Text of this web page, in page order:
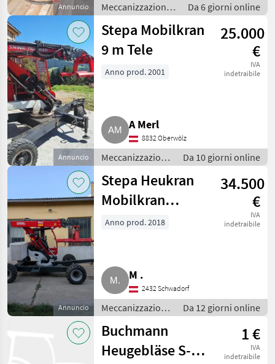
Annuncio
Meccanizzazione
interna /
Fienagione
Da 6 giorni online
Annuncio
Stepa Mobilkran
9 m Tele
25.000
€
IVA
indetraibile
Anno prod. 2001
A Merl
8832 Oberwölz
Meccanizzazione
interna /
Fienagione
Da 10 giorni online
Annuncio
Stepa Heukran
Mobilkran
M6090B
34.500
€
IVA
indetraibile
Anno prod. 2018
M .
2432 Schwadorf
Meccanizzazione
interna /
Fienagione
Da 12 giorni online
Buchmann
Heugebläse S-
1 €
IVA
indetraibile